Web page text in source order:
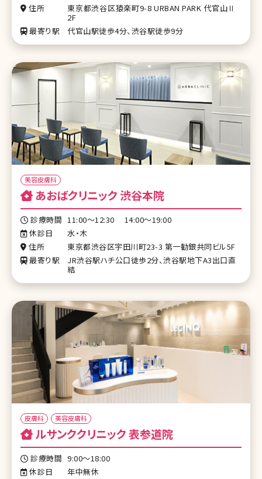
住所
東京都渋谷区猿楽町9-8 URBAN PARK 代官山Ⅱ
2F
最寄り駅
代官山駅徒歩4分、渋谷駅徒歩9分
美容皮膚科
あおばクリニック 渋谷本院
診療時間 11:00～12:30 14:00～19:00
休診日
水・木
住所
東京都渋谷区宇田川町23-3 第一勧銀共同ビル5F
最寄り駅
JR渋谷駅ハチ公口徒歩2分、渋谷駅地下A3出口直
結
皮膚科 美容皮膚科
ルサンククリニック 表参道院
診療時間 9:00～18:00
休診日
年中無休